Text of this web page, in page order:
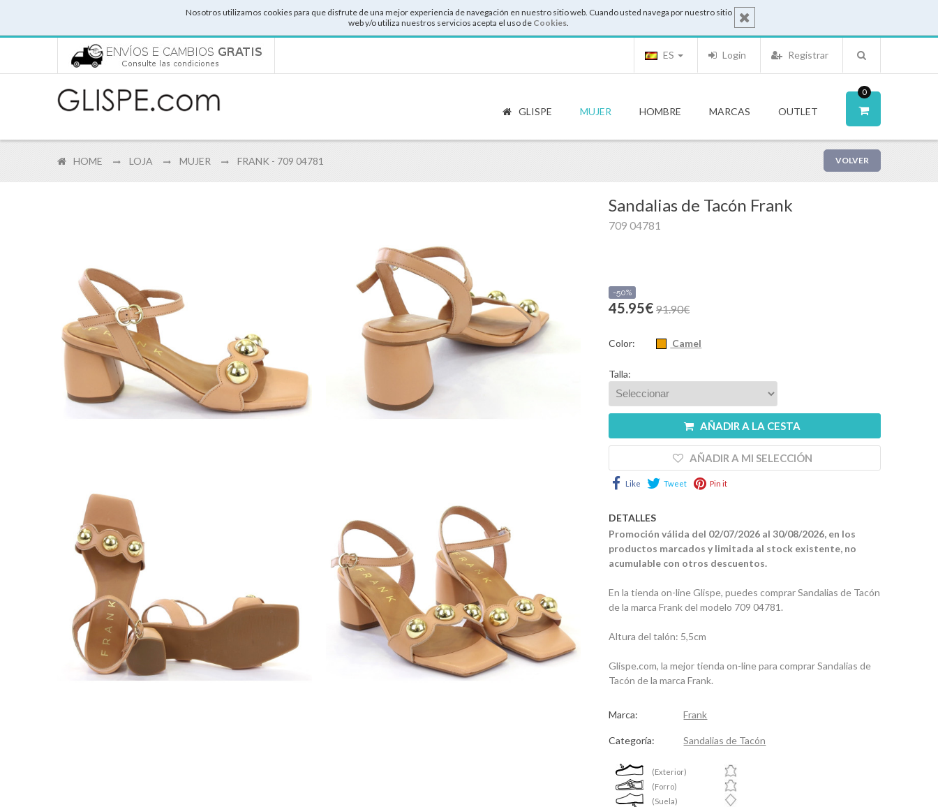
Nosotros utilizamos cookies para que disfrute de una mejor experiencia de navegación en nuestro sitio web. Cuando usted navega por nuestro sitio
web y/o utiliza nuestros servicios acepta el uso de Cookies.
Registrar
Login
ES
0
GLISPE MUJER HOMBRE MARCAS OUTLET
VOLVER
HOME LOJA MUJER FRANK - 709 04781
Sandalias de Tacón Frank
709 04781
-50%
45.95€ 91.90€
Color: Camel
Talla:
AÑADIR A LA CESTA
AÑADIR A MI SELECCIÓN
Like Tweet Pin it
DETALLES
Promoción válida del 02/07/2026 al 30/08/2026, en los
productos marcados y limitada al stock existente, no
acumulable con otros descuentos.
En la tienda on-line Glispe, puedes comprar Sandalias de Tacón
de la marca Frank del modelo 709 04781.
Altura del talón: 5,5cm
Glispe.com, la mejor tienda on-line para comprar Sandalias de
Tacón de la marca Frank.
Marca: Frank
Categoría: Sandalias de Tacón
(Exterior)
(Forro)
(Suela)